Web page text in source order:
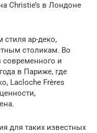
Christie’s в Лондоне
ар-деко,
столикам. Во
и
в Париже, где
Lacloche Frères
для таких известных